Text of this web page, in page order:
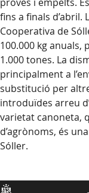
fins a finals
Cooperativa de
100.000 kg anuals,
1.000 tones. La
principalment a
substitució per
introduïdes arreu
varietat canoneta,
d’agrònoms, és
Sóller.